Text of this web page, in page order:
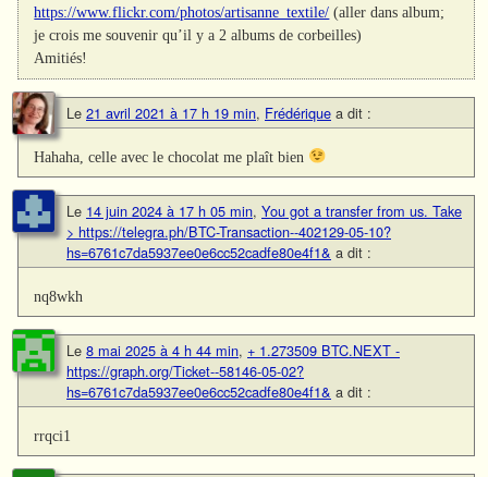
https://www.flickr.com/photos/artisanne_textile/ (aller dans album;
je crois me souvenir qu’il y a 2 albums de corbeilles)
Amitiés!
Le 21 avril 2021 à 17 h 19 min, Frédérique a dit :
Hahaha, celle avec le chocolat me plaît bien
Le 14 juin 2024 à 17 h 05 min, You got a transfer from us. Take
> https://telegra.ph/BTC-Transaction--402129-05-10?
hs=6761c7da5937ee0e6cc52cadfe80e4f1& a dit :
nq8wkh
Le 8 mai 2025 à 4 h 44 min, + 1.273509 BTC.NEXT -
https://graph.org/Ticket--58146-05-02?
hs=6761c7da5937ee0e6cc52cadfe80e4f1& a dit :
rrqci1